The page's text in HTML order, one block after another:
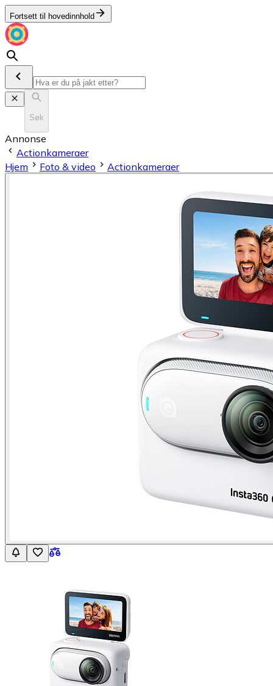
Fortsett til hovedinnhold
Søk
Annonse
Actionkameraer
Hjem
Foto & video Actionkameraer